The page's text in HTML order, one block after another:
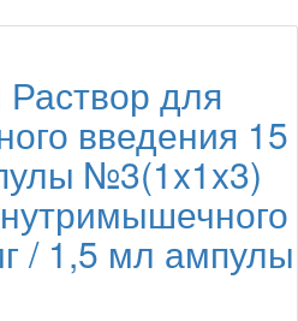
для
введения 15
№3(1x1x3)
/ 1,5 мл ампулы